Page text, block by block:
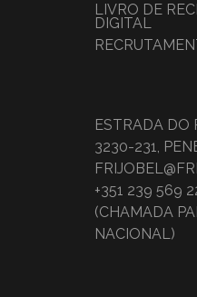
LIVRO DE
DIGITAL
ESTRADA DO
3230-231,
+351 239 569
(CHAMADA
NACIONAL)